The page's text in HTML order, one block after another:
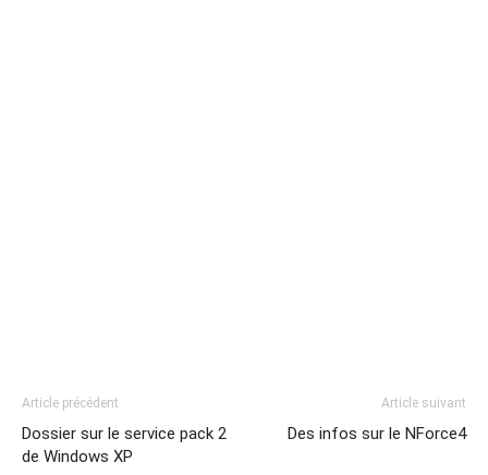
Article précédent
Dossier sur le service pack 2
de Windows XP
Article suivant
Des infos sur le NForce4